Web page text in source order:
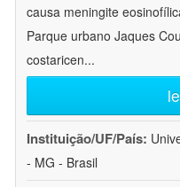
causa meningite
Parque urbano Jaques
costaricen...
Instituição/UF/País:
- MG - Brasil